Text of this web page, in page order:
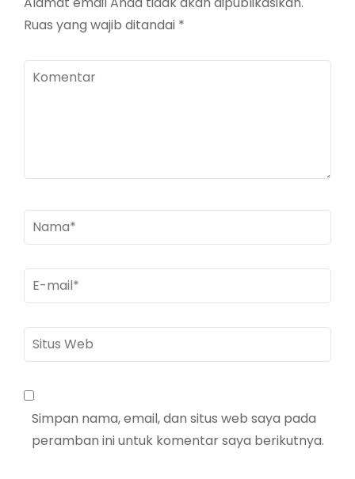
Ruas yang wajib ditandai *
Komentar
Nama*
E-
mail*
Situs
Web
Simpan nama, email, dan situs web saya pada
peramban ini untuk komentar saya berikutnya.